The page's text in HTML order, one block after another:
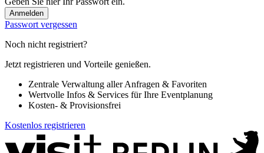
melden
Sie
sich
an
Passwort vergessen
Noch nicht registriert?
Jetzt registrieren und Vorteile genießen.
Zentrale Verwaltung aller Anfragen & Favoriten
Wertvolle Infos & Services für Ihre Eventplanung
Kosten- & Provisionsfrei
Kostenlos registrieren